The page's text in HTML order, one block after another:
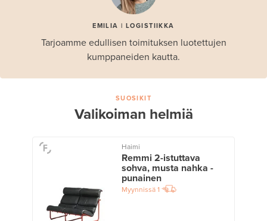
EMILIA | LOGISTIIKKA
Tarjoamme edullisen toimituksen luotettujen
kumppaneiden kautta.
SUOSIKIT
Valikoiman helmiä
Haimi
Remmi 2-istuttava
sohva, musta nahka -
punainen
Myynnissä1